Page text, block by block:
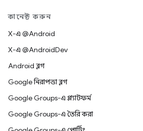
কানেক্ট করুন
X-এ @Android
X-এ @AndroidDev
Android ব্লগ
Google নিরাপত্তা ব্লগ
Google Groups-এ প্ল্যাটফর্ম
Google Groups-এ তৈরি করা